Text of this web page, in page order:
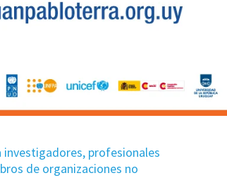
investigadores, profesionales
de organizaciones no